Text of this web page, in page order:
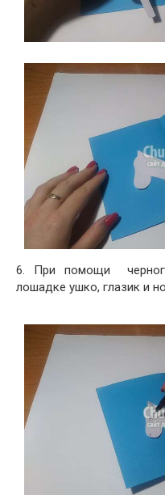
6. При помощи
лошадке ушко, глазик и